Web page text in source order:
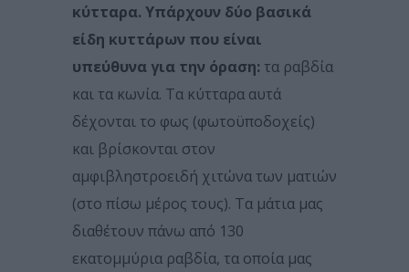
κύτταρα. Υπάρχουν δύο βασικά
είδη κυττάρων που είναι
υπεύθυνα για την όραση: τα ραβδία
και τα κωνία. Τα κύτταρα αυτά
δέχονται το φως (φωτοϋποδοχείς)
και βρίσκονται στον
αμφιβληστροειδή χιτώνα των ματιών
(στο πίσω μέρος τους). Τα μάτια μας
διαθέτουν πάνω από 130
εκατομμύρια ραβδία, τα οποία μας